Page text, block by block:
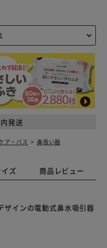
発送
ア・バス 鼻吸い器
ズ 商品レビュー
ザインの電動式鼻水吸引器